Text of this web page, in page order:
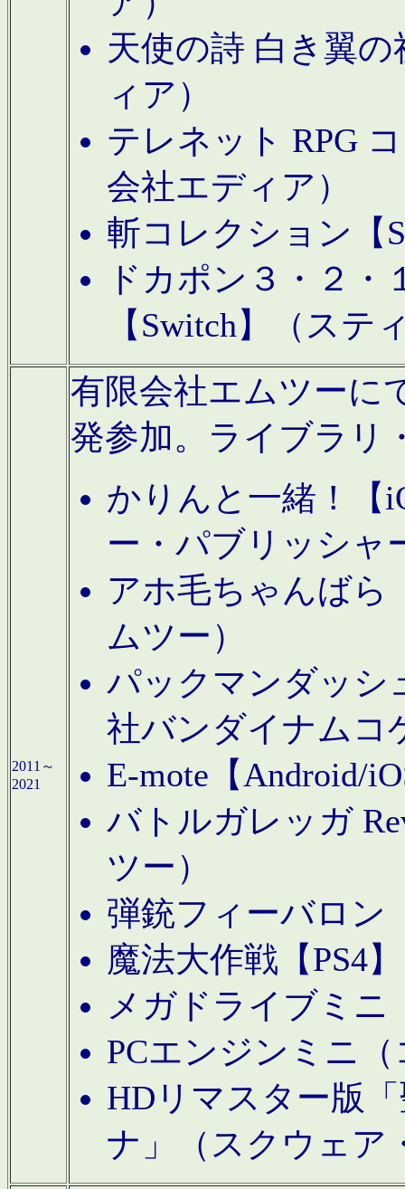
天使の詩 白き翼
ィア）
テレネット RPG
会社エディア）
斬コレクション【
ドカポン３・２
【Switch】（ステ
2011～
2021
有限会社エムツーに
発参加。ライブラリ
かりんと一緒！【
ー・パブリッシャ
アホ毛ちゃんばら
ムツー）
パックマンダッシ
社バンダイナムコ
E-mote【Android/
バトルガレッガ
ツー）
弾銃フィーバロン
魔法大作戦【PS4
メガドライブミニ
PCエンジンミニ
HDリマスター版
ナ」（スクウェア